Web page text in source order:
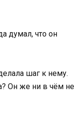
думал, что он
шаг к нему.
Он же ни в чём не